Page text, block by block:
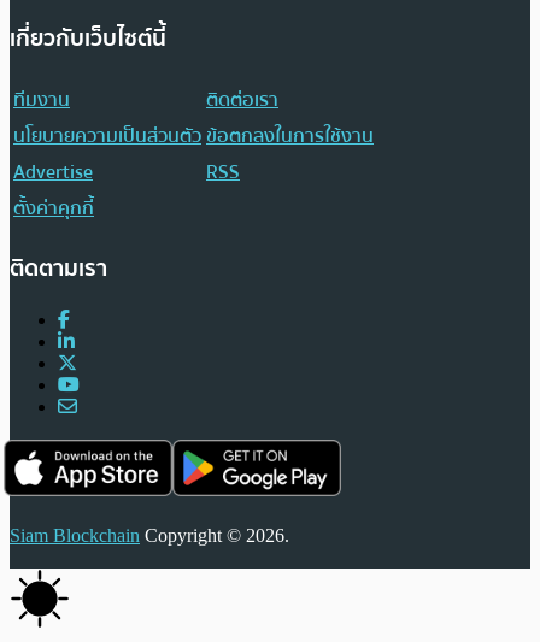
เกี่ยวกับเว็บไซต์นี้
ทีมงาน
ติดต่อเรา
นโยบายความเป็นส่วนตัวข้อตกลงในการใช้งาน
Advertise
RSS
ตั้งค่าคุกกี้
ติดตามเรา
Siam Blockchain Copyright © 2026.